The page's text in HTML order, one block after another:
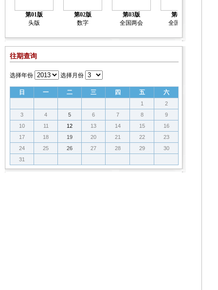
第01版
头版
第02版
数字
第03版
全国两会
第04版
全国两会
往期查询
选择年份 选择月份
日 一 二 三 四 五 六
1
2
3
4 5 6 7 8
9
10
11 12 13 14 15
16
17
18 19 20 21 22
23
24
25 26 27 28 29
30
31